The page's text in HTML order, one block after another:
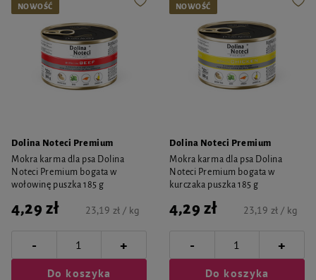
NOWOŚĆ
Dolina Noteci Premium
Mokra karma dla psa Dolina
Noteci Premium bogata w
wołowinę puszka 185 g
4,29 zł 23,19 zł / kg
- +
Do koszyka
NOWOŚĆ
Dolina Noteci Premium
Mokra karma dla psa Dolina
Noteci Premium bogata w
kurczaka puszka 185 g
4,29 zł 23,19 zł / kg
- +
Do koszyka